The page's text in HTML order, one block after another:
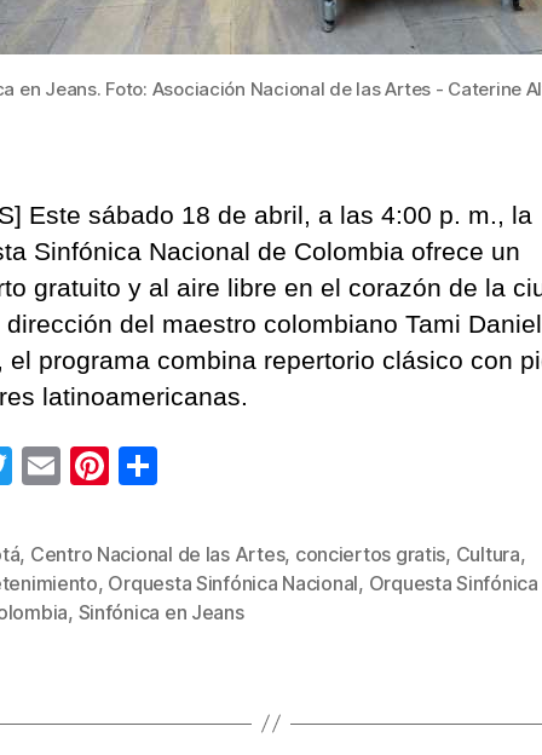
en Jeans. Foto: Asociación Nacional de las Artes - Caterine
Este sábado 18 de abril, a las 4:00 p. m., la
Sinfónica Nacional de Colombia ofrece un
gratuito y al aire libre en el corazón de la
dirección del maestro colombiano Tami Daniel
el programa combina repertorio clásico con
latinoamericanas.
T
tt
er
E
ail
Pi
er
e
st
m
p
ar
, Centro Nacional de las Artes, conciertos gratis, Cultura,
, Orquesta Sinfónica Nacional, Orquesta
, Sinfónica en Jeans